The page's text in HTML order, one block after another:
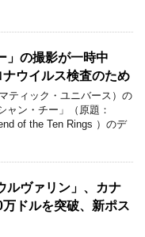
」の撮影が一時中
ウイルス検査のため
ティック・ユニバース）の
ャン・チー」（原題：
of the Ten Rings ）のデ
ルヴァリン」、カナ
ドルを突破、新ポス